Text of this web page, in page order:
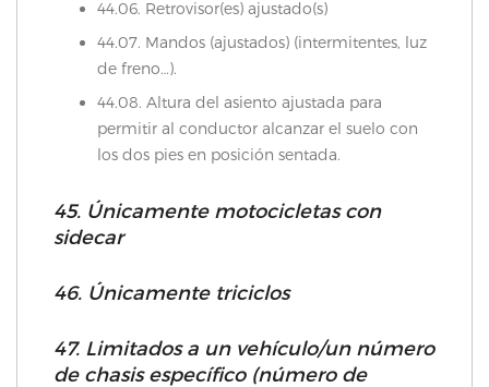
44.06. Retrovisor(es) ajustado(s)
44.07. Mandos (ajustados) (intermitentes, luz
de freno…).
44.08. Altura del asiento ajustada para
permitir al conductor alcanzar el suelo con
los dos pies en posición sentada.
45. Únicamente motocicletas con
sidecar
46. Únicamente triciclos
47. Limitados a un vehículo/un número
de chasis específico (número de